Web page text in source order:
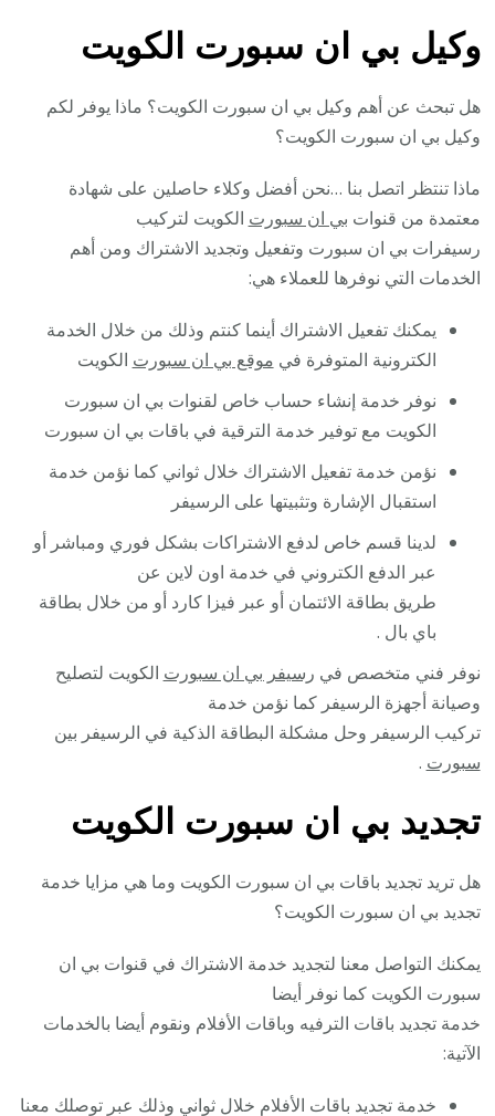
وكيل بي ان سبورت الكويت
هل تبحث عن أهم وكيل بي ان سبورت الكويت؟ ماذا يوفر لكم
وكيل بي ان سبورت الكويت؟
ماذا تنتظر اتصل بنا …نحن أفضل وكلاء حاصلين على شهادة
معتمدة من قنوات بي ان سبورت الكويت لتركيب
رسيفرات بي ان سبورت وتفعيل وتجديد الاشتراك ومن أهم
الخدمات التي نوفرها للعملاء هي:
يمكنك تفعيل الاشتراك أينما كنتم وذلك من خلال الخدمة
الكترونية المتوفرة في موقع بي ان سبورت الكويت
نوفر خدمة إنشاء حساب خاص لقنوات بي ان سبورت
الكويت مع توفير خدمة الترقية في باقات بي ان سبورت
نؤمن خدمة تفعيل الاشتراك خلال ثواني كما نؤمن خدمة
استقبال الإشارة وتثبيتها على الرسيفر
لدينا قسم خاص لدفع الاشتراكات بشكل فوري ومباشر أو
عبر الدفع الكتروني في خدمة اون لاين عن
طريق بطاقة الائتمان أو عبر فيزا كارد أو من خلال بطاقة
باي بال .
نوفر فني متخصص في رسيفر بي ان سبورت الكويت لتصليح
وصيانة أجهزة الرسيفر كما نؤمن خدمة
تركيب الرسيفر وحل مشكلة البطاقة الذكية في الرسيفر بين
سبورت .
تجديد بي ان سبورت الكويت
هل تريد تجديد باقات بي ان سبورت الكويت وما هي مزايا خدمة
تجديد بي ان سبورت الكويت؟
يمكنك التواصل معنا لتجديد خدمة الاشتراك في قنوات بي ان
سبورت الكويت كما نوفر أيضا
خدمة تجديد باقات الترفيه وباقات الأفلام ونقوم أيضا بالخدمات
الآتية:
خدمة تجديد باقات الأفلام خلال ثواني وذلك عبر توصلك معنا